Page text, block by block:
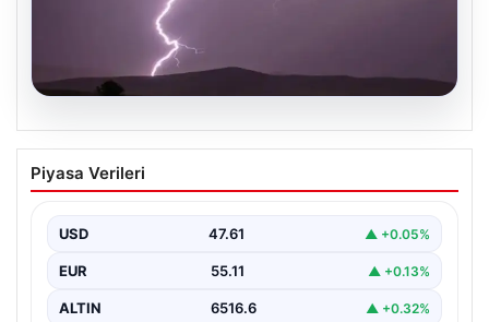
04.08.2026
Tayland’da maç sırasında sahaya
yıldırım düştü: 1 futbolcu hayatını
Piyasa Verileri
USD 47.61 ▲ +0.05%
EUR 55.11 ▲ +0.13%
ALTIN 6516.6 ▲ +0.32%